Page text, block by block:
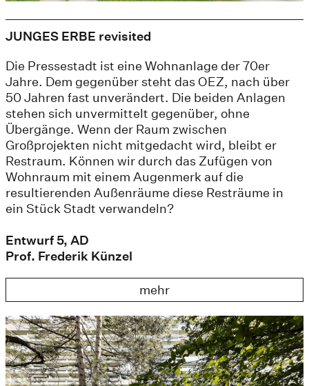
JUNGES ERBE revisited
Die Pressestadt ist eine Wohnanlage der 70er
Jahre. Dem gegenüber steht das OEZ, nach über
50 Jahren fast unverändert. Die beiden Anlagen
stehen sich unvermittelt gegenüber, ohne
Übergänge. Wenn der Raum zwischen
Großprojekten nicht mitgedacht wird, bleibt er
Restraum. Können wir durch das Zufügen von
Wohnraum mit einem Augenmerk auf die
resultierenden Außenräume diese Resträume in
ein Stück Stadt verwandeln?
Entwurf 5, AD
Prof. Frederik Künzel
mehr